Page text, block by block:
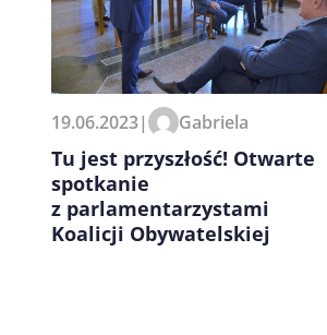
dane w tej przeglądarce podczas
19.06.2023| Gabriela
Tu jest przyszłość! Otwarte
spotkanie
z parlamentarzystami
Koalicji Obywatelskiej